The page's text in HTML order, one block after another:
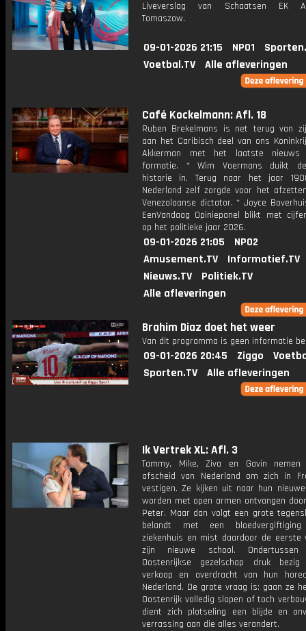
Liveverslag van Schaatsen EK
Tomaszow.
09-01-2026 21:15 NPO1
Voetbal.TV
Alle afleveringen
Café Kockelmann: Afl. 18
Ruben Brekelmans is net terug van
aan het Caribisch deel van ons
Akkerman met het laatste
formatie. * Wim Voermans duikt
historie in. Terug naar het jaar
Nederland zelf zorgde voor het
Venezolaanse dictator. * Joyce
EenVandaag Opiniepanel blikt met
op het politieke jaar 2026.
09-01-2026 21:05
NPO2
Amusement.TV
Informatief.TV
Nieuws.TV
Politiek.TV
Alle afleveringen
Brahim Diaz doet het weer
Van dit programma is geen informatie
09-01-2026 20:45 Ziggo
Sporten.TV
Alle afleveringen
Ik Vertrek XL: Afl. 3
Tammy, Mike, Ziva en Gavin
afscheid van Nederland om zich in
vestigen. Ze kijken uit naar hun
worden met open armen ontvangen
Peter. Maar dan volgt een grote
belandt met een
ziekenhuis en mist daardoor de eerste
zijn nieuwe school.
Oostenrijkse gezelschap druk
verkoop en overdracht van hun
Nederland. De grote vraag is: gaan ze
Oostenrijk volledig slopen of toch
dient zich plotseling een blijde en
verrassing aan die alles verandert.